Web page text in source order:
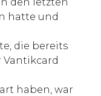
hatte und
die bereits
Vantikcard
haben, war